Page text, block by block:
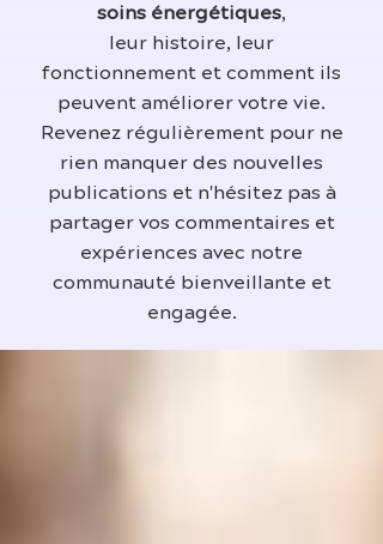
soins énergétiques,
leur histoire, leur
fonctionnement et comment ils
peuvent améliorer votre vie.
Revenez régulièrement pour ne
rien manquer des nouvelles
publications et n'hésitez pas à
partager vos commentaires et
expériences avec notre
communauté bienveillante et
engagée.